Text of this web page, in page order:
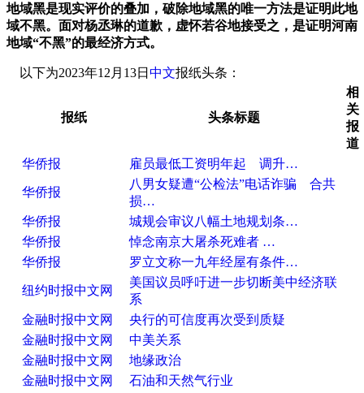
地域黑是现实评价的叠加，破除地域黑的唯一方法是证明此地
域不黑。面对杨丞琳的道歉，虚怀若谷地接受之，是证明河南
地域“不黑”的最经济方式。
以下为2023年12月13日 中文报纸头条：
报纸 头条标题
相
关
报
道
华侨报
雇员最低工资明年起 调升…
华侨报
八男女疑遭“公检法”电话诈骗 合共
损…
华侨报
城规会审议八幅土地规划条…
华侨报
悼念南京大屠杀死难者 …
华侨报
罗立文称一九年经屋有条件…
纽约时报中文网
美国议员呼吁进一步切断美中经济联
系
金融时报中文网
央行的可信度再次受到质疑
金融时报中文网
中美关系
金融时报中文网
地缘政治
金融时报中文网
石油和天然气行业